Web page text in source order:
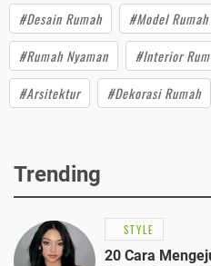
#Desain Rumah #Model Rumah
#Rumah Nyaman
#Interior
#Arsitektur
#Dekorasi Rumah
Trending
STYLE
20 Cara